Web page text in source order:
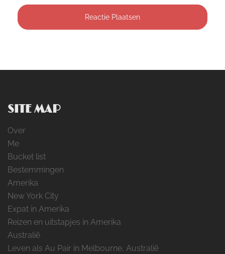
SITE MAP
Over
Me
Bucket list
Bestemmingen
Amerika
New York City
Expat in Amerika
Reizen en uitstapjes in Amerika
Australië
Leven als Au Pair in Melbourne, Australië